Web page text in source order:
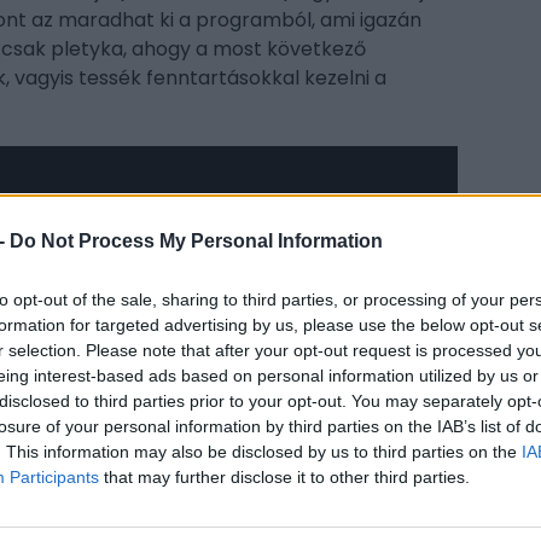
Do Not Process My Personal Information
opt-out of the sale, sharing to third parties, or processing of your
for targeted advertising by us, please use the below opt-out
selection. Please note that after your opt-out request is processed
interest-based ads based on personal information utilized by us
to third parties prior to your opt-out. You may separately
of your personal information by third parties on the IAB’s list of
This information may also be disclosed by us to third parties on the
Participants that may further disclose it to other third parties.
az maradhat ki a programból, ami igazán
pletyka, ahogy a most következő
vagyis tessék fenntartásokkal kezelni a
7 egyik zenéjét is kiszivárogtatóRogue
részletet az Assassin's Creed Hexe kapcsán,
meglepetésként, ám akad egy-két dolog,
A bennfentes szerint az opusz
Anikának hívják, a sztori pedig
1625-1631 között. Ez volt ugyebár a